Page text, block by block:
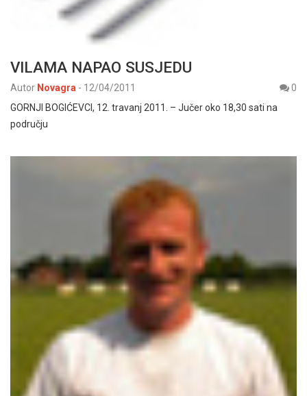
VILAMA NAPAO SUSJEDU
Autor Novagra - 12/04/2011
0
GORNJI BOGIĆEVCI, 12. travanj 2011. – Jučer oko 18,30 sati na
području